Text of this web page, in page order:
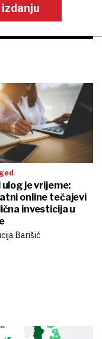
ulog je vrijeme:
online tečajevi
investicija u
Barišić